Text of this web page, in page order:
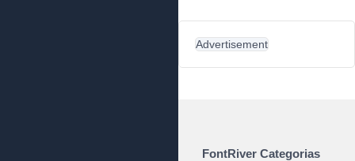
Advertisement
FontRiver Categorias